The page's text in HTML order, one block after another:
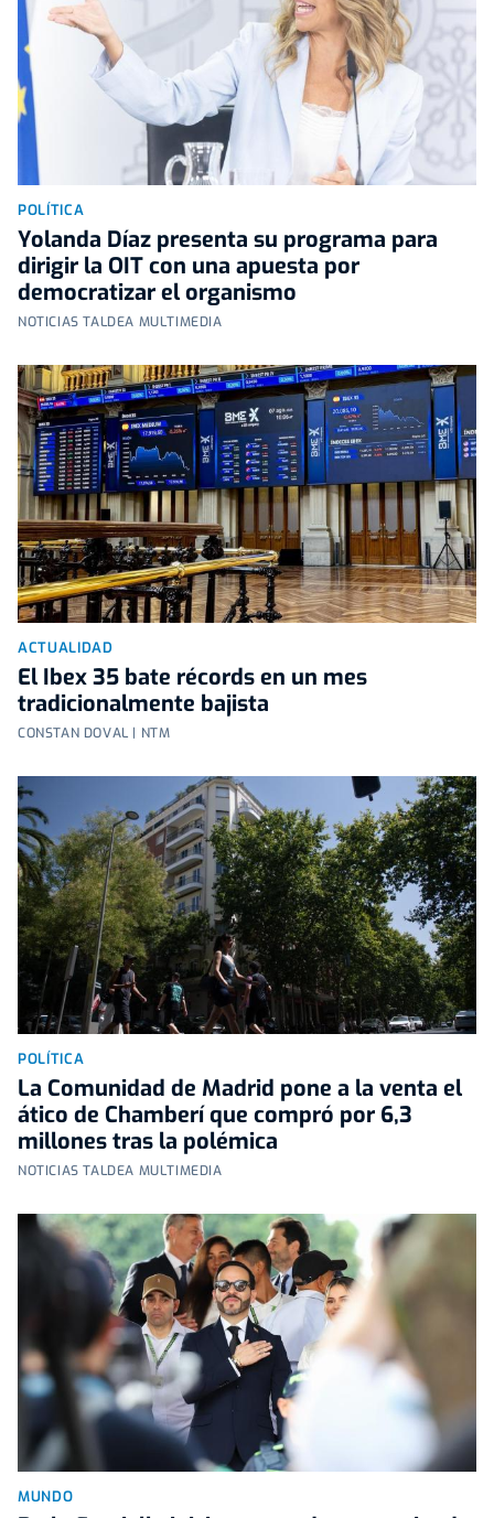
POLÍTICA
Yolanda Díaz presenta su programa para
dirigir la OIT con una apuesta por
democratizar el organismo
NOTICIAS TALDEA MULTIMEDIA
ACTUALIDAD
El Ibex 35 bate récords en un mes
tradicionalmente bajista
CONSTAN DOVAL | NTM
POLÍTICA
La Comunidad de Madrid pone a la venta el
ático de Chamberí que compró por 6,3
millones tras la polémica
NOTICIAS TALDEA MULTIMEDIA
MUNDO